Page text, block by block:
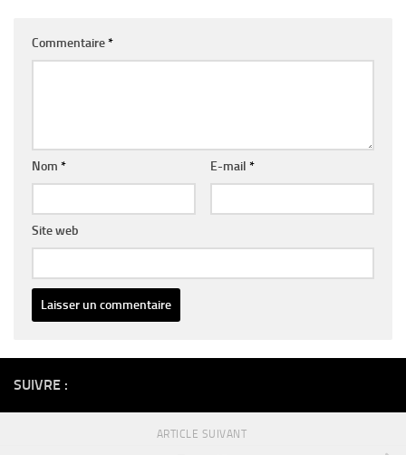
Commentaire*
Nom * E-mail *
Site web
SUIVRE :
ARTICLE SUIVANT